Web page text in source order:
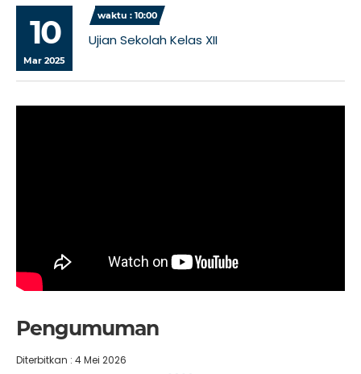
10
Mar 2025
waktu : 10:00
Ujian Sekolah Kelas XII
Pengumuman
Diterbitkan : 4 Mei 2026